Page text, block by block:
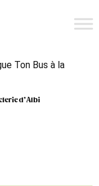
Ton Bus à la
d’Albi